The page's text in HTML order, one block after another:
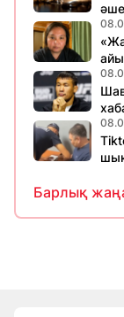
Барлық